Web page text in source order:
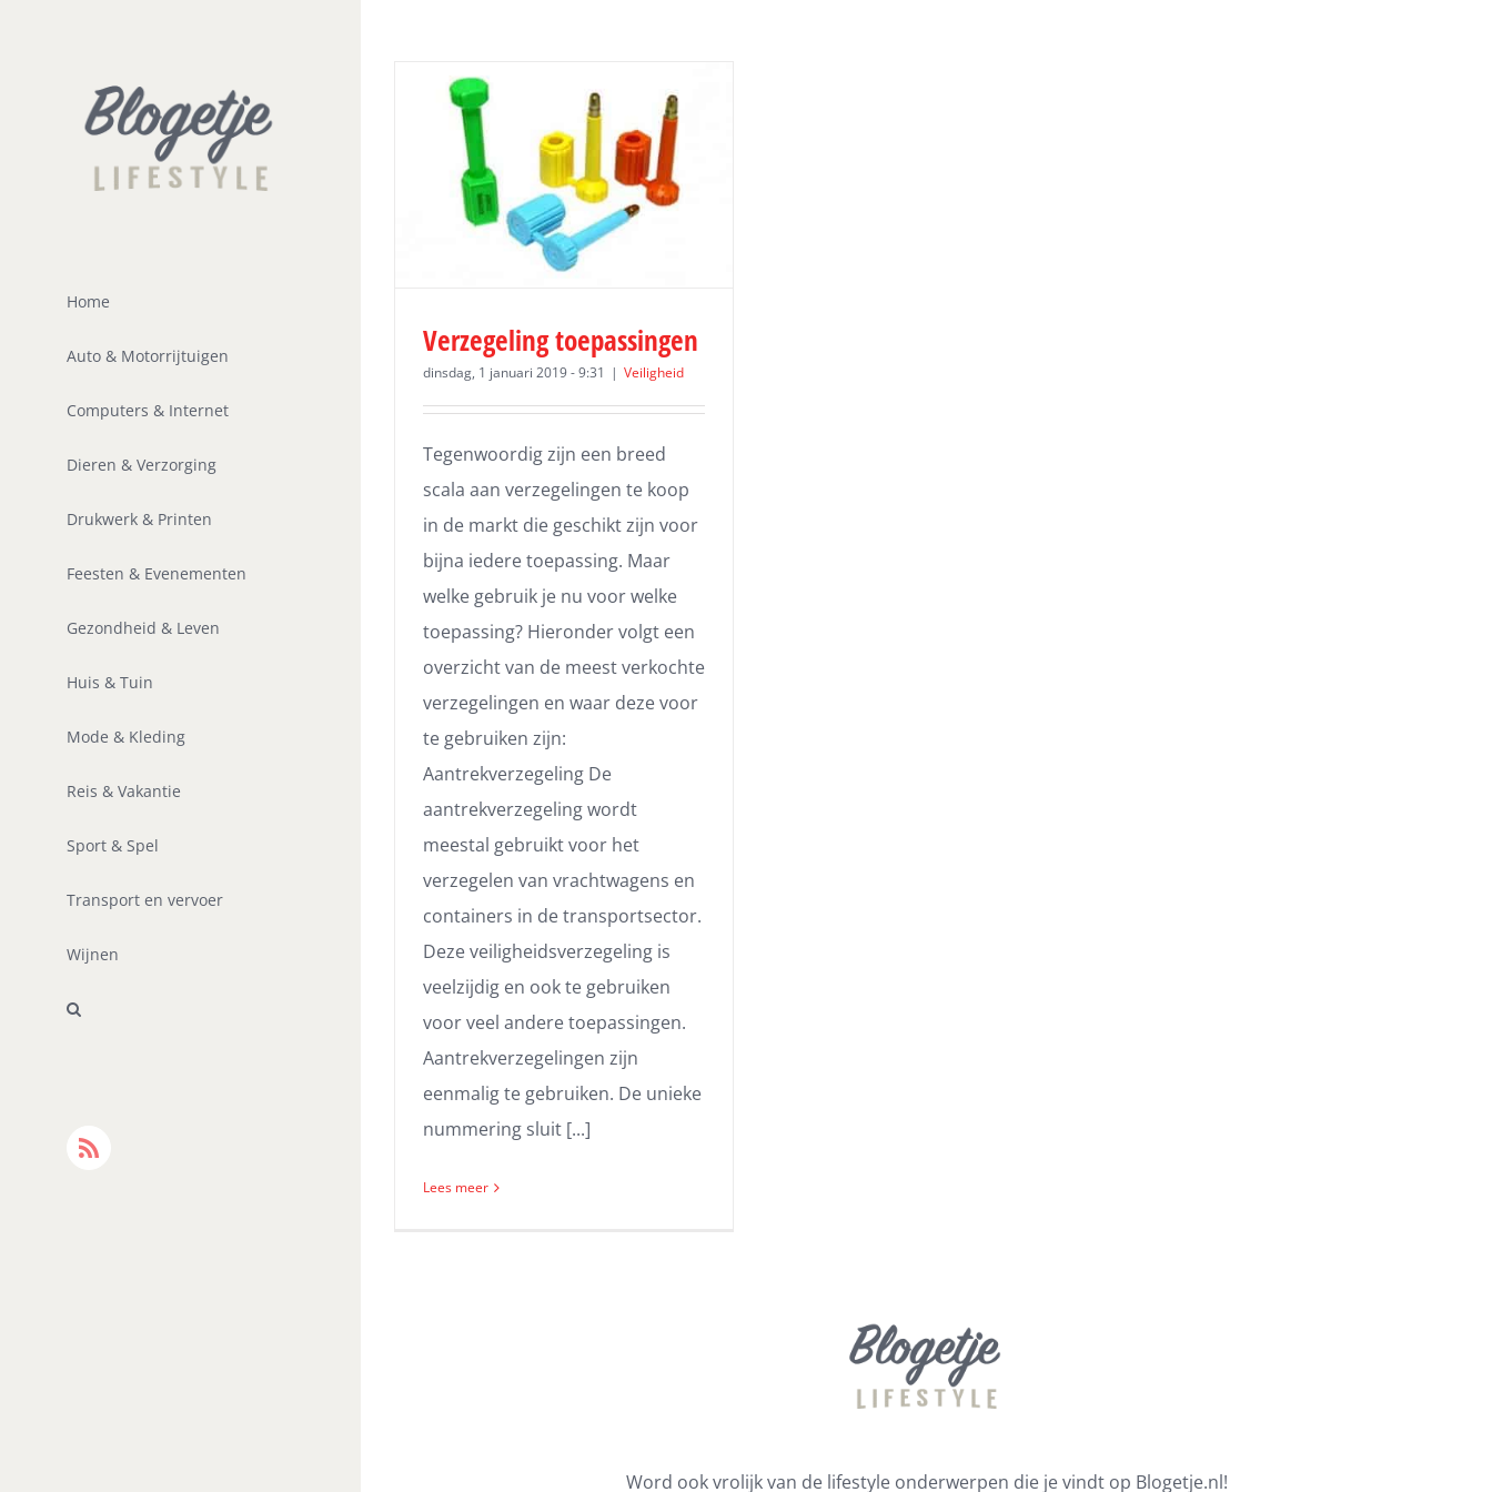
Home
Auto & Motorrijtuigen
Computers & Internet
Dieren & Verzorging
Drukwerk & Printen
Feesten & Evenementen
Gezondheid & Leven
Huis & Tuin
Mode & Kleding
Reis & Vakantie
Sport & Spel
Transport en vervoer
Wijnen
Rss
Verzegeling toepassingen
dinsdag, 1 januari 2019 - 9:31 | Veiligheid
Tegenwoordig zijn een breed
scala aan verzegelingen te koop
in de markt die geschikt zijn voor
bijna iedere toepassing. Maar
welke gebruik je nu voor welke
toepassing? Hieronder volgt een
overzicht van de meest verkochte
verzegelingen en waar deze voor
te gebruiken zijn:
Aantrekverzegeling De
aantrekverzegeling wordt
meestal gebruikt voor het
verzegelen van vrachtwagens en
containers in de transportsector.
Deze veiligheidsverzegeling is
veelzijdig en ook te gebruiken
voor veel andere toepassingen.
Aantrekverzegelingen zijn
eenmalig te gebruiken. De unieke
nummering sluit [...]
Lees meer
Word ook vrolijk van de lifestyle onderwerpen die je vindt op Blogetje.nl!